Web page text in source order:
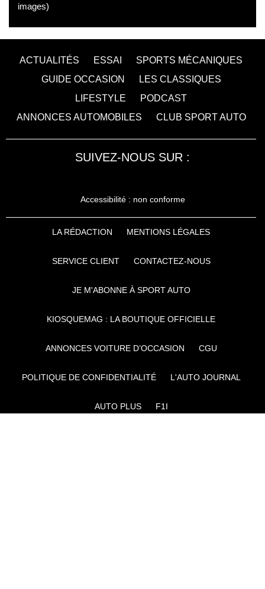
images)
ACTUALITÉS ESSAI
SPORTS MÉCANIQUES
GUIDE OCCASION
LES CLASSIQUES
LIFESTYLE
PODCAST
ANNONCES AUTOMOBILES
CLUB SPORT AUTO
SUIVEZ-NOUS SUR :
Accessibilité : non conforme
LA RÉDACTION MENTIONS LÉGALES
SERVICE CLIENT CONTACTEZ-NOUS
JE M'ABONNE À SPORT AUTO
KIOSQUEMAG : LA BOUTIQUE OFFICIELLE
ANNONCES VOITURE D’OCCASION CGU
POLITIQUE DE CONFIDENTIALITÉ L'AUTO JOURNAL
AUTO PLUS F1I